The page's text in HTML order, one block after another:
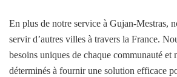
En plus de notre service à Gujan-Mestras,
servir d’autres villes à travers la France.
besoins uniques de chaque communauté et
déterminés à fournir une solution efficace